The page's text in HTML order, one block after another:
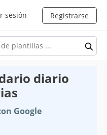
sesión Registrarse
diario
Google